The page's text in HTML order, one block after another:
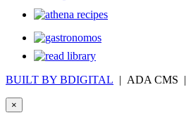
BUILT BY BDIGITAL | ADA CMS |
×